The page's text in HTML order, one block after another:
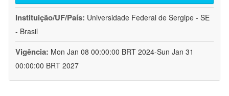
Instituição/UF/País: Universidade Federal de Sergipe - SE
- Brasil
Vigência: Mon Jan 08 00:00:00 BRT 2024-Sun Jan 31
00:00:00 BRT 2027